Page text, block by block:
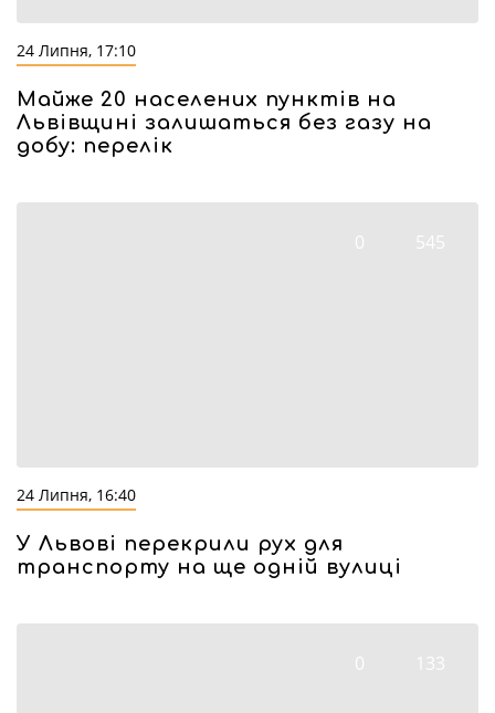
24 Липня, 17:10
Майже 20 населених пунктів на
Львівщині залишаться без газу на
добу: перелік
0 545
24 Липня, 16:40
У Львові перекрили рух для
транспорту на ще одній вулиці
0 133